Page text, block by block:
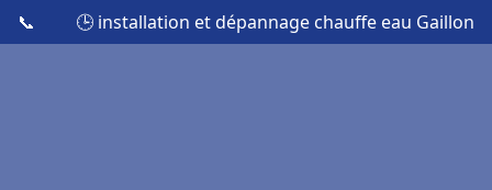
📞 🕒 installation et dépannage chauffe eau Gaillon